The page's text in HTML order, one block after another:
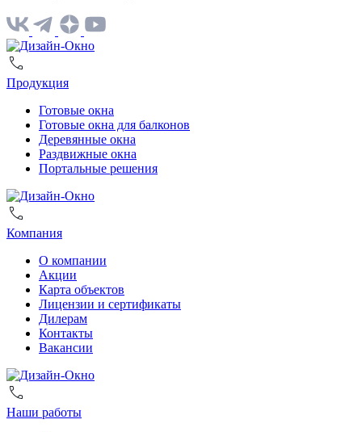
Продукция
Готовые окна
Готовые окна для балконов
Деревянные окна
Раздвижные окна
Портальные решения
Компания
О компании
Акции
Карта объектов
Лицензии и сертификаты
Дилерам
Контакты
Вакансии
Наши работы